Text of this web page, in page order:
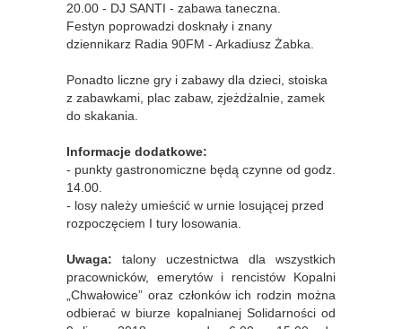
20.00 - DJ SANTI - zabawa taneczna.
Festyn poprowadzi dosknały i znany
dziennikarz Radia 90FM - Arkadiusz Żabka.
Ponadto liczne gry i zabawy dla dzieci, stoiska
z zabawkami, plac zabaw, zjeżdżalnie, zamek
do skakania.
Informacje dodatkowe:
- punkty gastronomiczne będą czynne od godz.
14.00.
- losy należy umieścić w urnie losującej przed
rozpoczęciem I tury losowania.
Uwaga: talony uczestnictwa dla wszystkich
pracownicków, emerytów i rencistów Kopalni
„Chwałowice” oraz członków ich rodzin można
odbierać w biurze kopalnianej Solidarności od